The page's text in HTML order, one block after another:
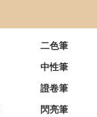
二色筆
中性筆
證卷筆
閃亮筆